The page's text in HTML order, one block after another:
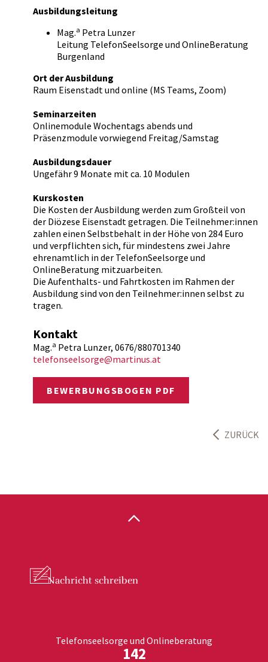
Ausbildungsleitung
Mag.a Petra Lunzer
Leitung TelefonSeelsorge und OnlineBeratung
Burgenland
Ort der Ausbildung
Raum Eisenstadt und online (MS Teams, Zoom)
Seminarzeiten
Onlinemodule Wochentags abends und
Präsenzmodule vorwiegend Freitag/Samstag
Ausbildungsdauer
Ungefähr 9 Monate mit ca. 10 Modulen
Kurskosten
Die Kosten der Ausbildung werden zum Großteil von
der Diözese Eisenstadt getragen. Die Teilnehmer:innen
zahlen einen Selbstbehalt in der Höhe von 284 Euro
und verpflichten sich, für mindestens zwei Jahre
ehrenamtlich in der TelefonSeelsorge und
OnlineBeratung mitzuarbeiten.
Die Aufenthalts- und Fahrtkosten im Rahmen der
Ausbildung sind von den Teilnehmer:innen selbst zu
tragen.
Kontakt
Mag.a Petra Lunzer, 0676/880701340
telefonseelsorge@martinus.at
BEWERBUNGSBOGEN PDF
ZURÜCK
Nachricht schreiben
Telefonseelsorge und Onlineberatung
142